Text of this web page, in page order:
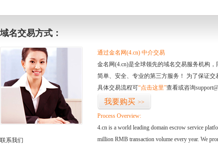
域名交易方式：
联系我们
通过金名网(4.cn) 中介交易
金名网(4.cn)是全球领先的域名交易服务机构
简单、安全、专业的第三方服务！ 为了保证
具体交易流程可“点击这里”查看或咨询
我要购买 >>
Process Overview:
4.cn is a world leading domain escrow service
million RMB transaction volume every year. We